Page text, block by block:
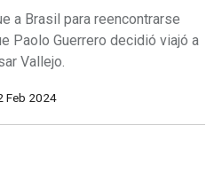
a Brasil para reencontrarse
Paolo Guerrero decidió viajó a
Vallejo.
Feb 2024